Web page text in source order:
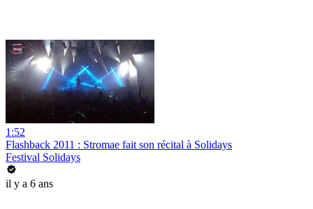
1:52
Flashback 2011 : Stromae fait son récital à Solidays
Festival Solidays
il y a 6 ans